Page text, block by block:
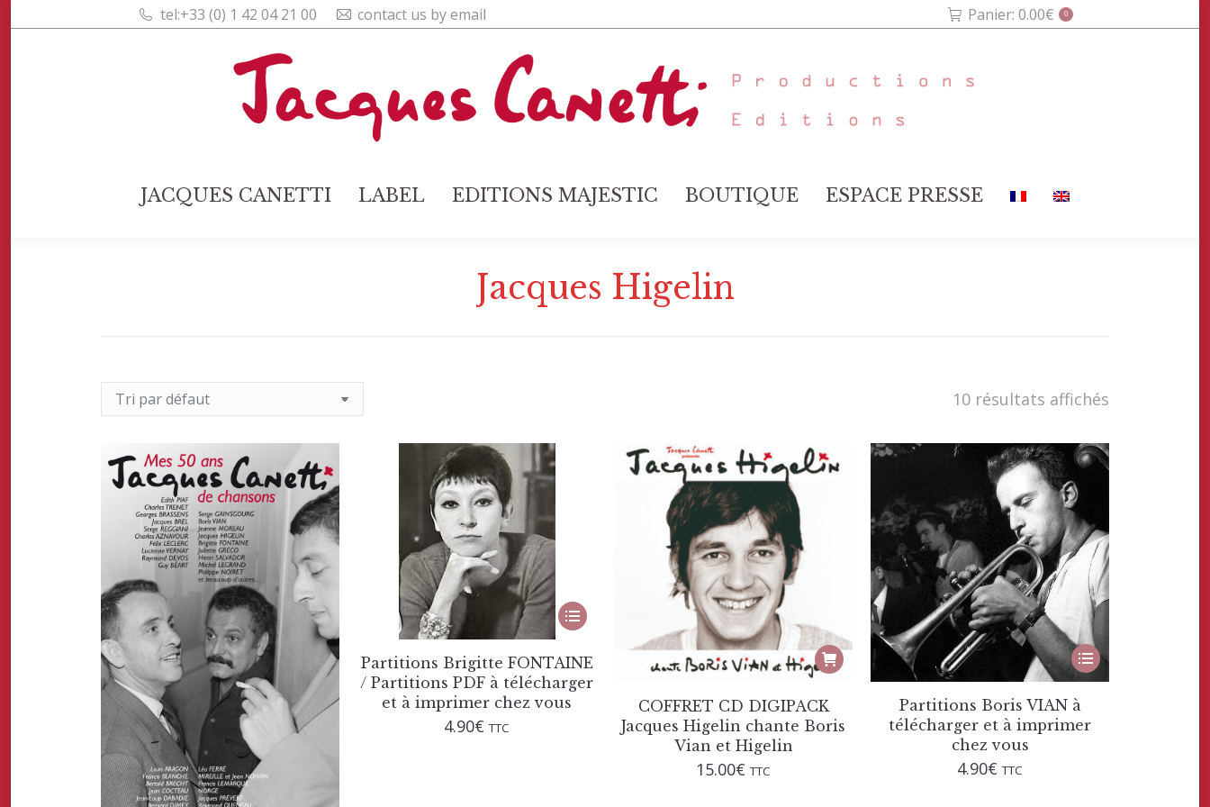
tel:+33 (0) 1 42 04 21 00 contact us by email Panier:0.00€ 0
JACQUES CANETTI LABEL EDITIONS MAJESTIC BOUTIQUE ESPACE PRESSE
Jacques Higelin
10 résultats affichés
Ce
produit
plusieurs
variations.
Les
peuvent
Partitions Brigitte FONTAINE
/ Partitions PDF à télécharger
et à imprimer chez vous
4.90€ TTC
COFFRET CD DIGIPACK
Jacques Higelin chante Boris
Vian et Higelin
15.00€ TTC
Ce
produit
a
plusieurs
variations.
Partitions Boris VIAN à
télécharger et à imprimer
chez vous
4.90€ TTC
JACQUES CANETTI LABEL EDITIONS MAJESTIC BOUTIQUE ESPACE PRESSE